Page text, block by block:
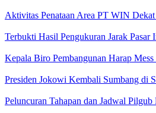
Aktivitas Penataan Area PT WIN
Terbukti Hasil Pengukuran Jarak
Kepala Biro Pembangunan Harap
Presiden Jokowi Kembali Sumbang di
Peluncuran Tahapan dan Jadwal